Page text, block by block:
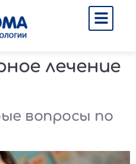
лечение
вопросы по